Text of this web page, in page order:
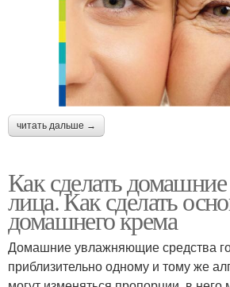
читать дальше →
Как сделать
лица. Как сделать
домашнего крема
Домашние увлажняющие средства
приблизительно одному и тому же